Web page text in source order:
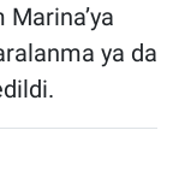
ya da